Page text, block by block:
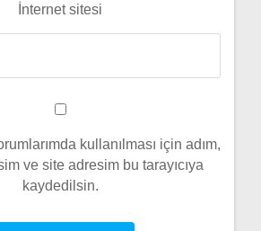
İnternet sitesi
kullanılması için adım,
ve site adresim bu tarayıcıya
kaydedilsin.